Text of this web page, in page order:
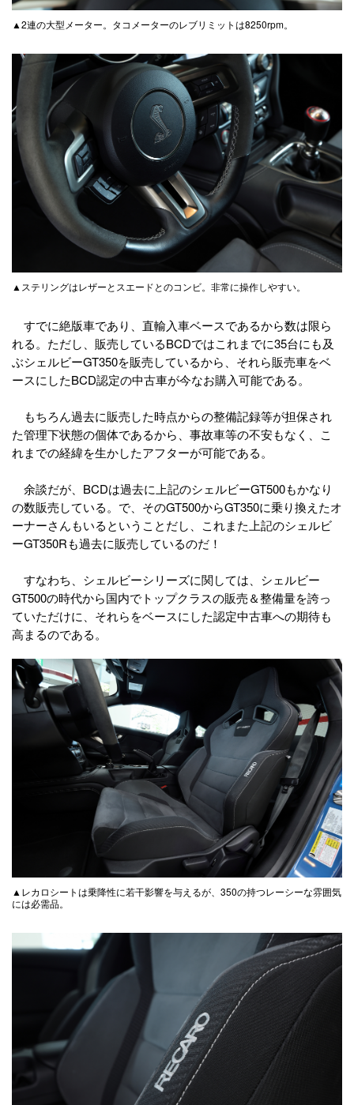
▲2連の大型メーター。タコメーターのレブリミットは8250rpm。
▲ステリングはレザーとスエードとのコンビ。非常に操作しやすい。
すでに絶版車であり、直輸入車ベースであるから数は限ら
れる。ただし、販売しているBCDではこれまでに35台にも及
ぶシェルビーGT350を販売しているから、それら販売車をベ
ースにしたBCD認定の中古車が今なお購入可能である。
もちろん過去に販売した時点からの整備記録等が担保され
た管理下状態の個体であるから、事故車等の不安もなく、こ
れまでの経緯を生かしたアフターが可能である。
余談だが、BCDは過去に上記のシェルビーGT500もかなり
の数販売している。で、そのGT500からGT350に乗り換えたオ
ーナーさんもいるということだし、これまた上記のシェルビ
ーGT350Rも過去に販売しているのだ！
すなわち、シェルビーシリーズに関しては、シェルビー
GT500の時代から国内でトップクラスの販売＆整備量を誇っ
ていただけに、それらをベースにした認定中古車への期待も
高まるのである。
▲レカロシートは乗降性に若干影響を与えるが、350の持つレーシーな雰囲気
には必需品。